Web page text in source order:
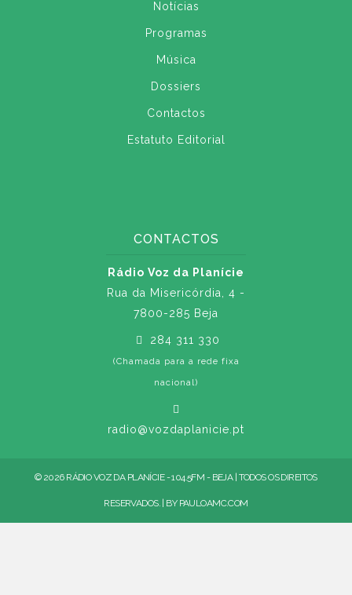
Notícias
Programas
Música
Dossiers
Contactos
Estatuto Editorial
CONTACTOS
Rádio Voz da Planície
Rua da Misericórdia, 4 -
7800-285 Beja
284 311 330
(Chamada para a rede fixa
nacional)
radio@vozdaplanicie.pt
© 2026 RÁDIO VOZ DA PLANÍCIE - 104.5FM - BEJA | TODOS OS DIREITOS
RESERVADOS. | BY PAULOAMC.COM